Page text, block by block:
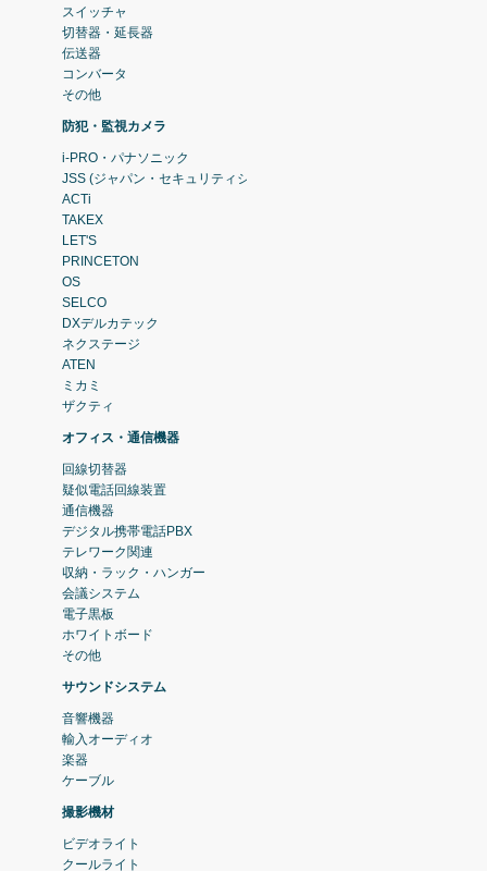
スイッチャ
切替器・延長器
伝送器
コンバータ
その他
防犯・監視カメラ
i-PRO・パナソニック
JSS (ジャパン・セキュリティシステム)
ACTi
TAKEX
LET'S
PRINCETON
OS
SELCO
DXデルカテック
ネクステージ
ATEN
ミカミ
ザクティ
オフィス・通信機器
回線切替器
疑似電話回線装置
通信機器
デジタル携帯電話PBX
テレワーク関連
収納・ラック・ハンガー
会議システム
電子黒板
ホワイトボード
その他
サウンドシステム
音響機器
輸入オーディオ
楽器
ケーブル
撮影機材
ビデオライト
クールライト